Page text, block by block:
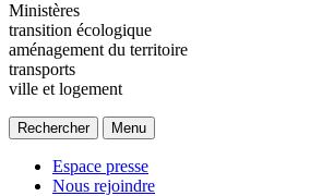
Ministères
transition écologique
aménagement du territoire
transports
ville et logement
Rechercher Menu
Espace presse
Nous rejoindre